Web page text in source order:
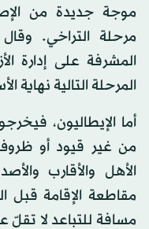
موجة جديدة من
مرحلة التراخي.
المشرفة على إدارة
المرحلة التالية نهاية
أما الإيطاليون،
من غير قيود أو
الأهل والأقارب
مقاطعة الإقامة قبل
مسافة للتباعد لا تقلّ